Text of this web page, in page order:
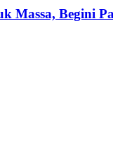
Massa, Begini